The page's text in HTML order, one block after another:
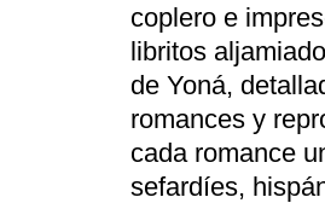
coplero e
libritos
de Yoná,
romances y
cada romance
sefardíes,